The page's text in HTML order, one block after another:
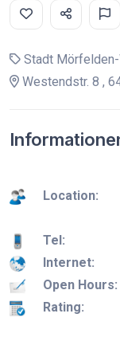
Stadt
Westendstr. 8 ,
Location:
Tel:
Internet:
Open Hours:
Rating: